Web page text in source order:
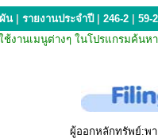
น รายงานประจำปี 246-2 59-2
ช้งานเมนูต่างๆ ในโปรแกร
ผู้ออกหลักทรัพย์:พ